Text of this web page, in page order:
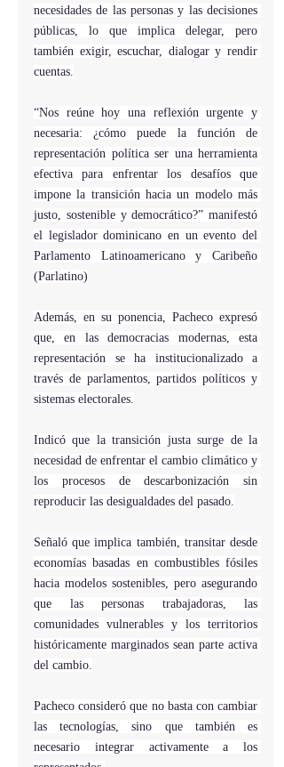
necesidades de las personas y las decisiones
públicas, lo que implica delegar, pero
también exigir, escuchar, dialogar y rendir
cuentas.
“Nos reúne hoy una reflexión urgente y
necesaria: ¿cómo puede la función de
representación política ser una herramienta
efectiva para enfrentar los desafíos que
impone la transición hacia un modelo más
justo, sostenible y democrático?” manifestó
el legislador dominicano en un evento del
Parlamento Latinoamericano y Caribeño
(Parlatino)
Además, en su ponencia, Pacheco expresó
que, en las democracias modernas, esta
representación se ha institucionalizado a
través de parlamentos, partidos políticos y
sistemas electorales.
Indicó que la transición justa surge de la
necesidad de enfrentar el cambio climático y
los procesos de descarbonización sin
reproducir las desigualdades del pasado.
Señaló que implica también, transitar desde
economías basadas en combustibles fósiles
hacia modelos sostenibles, pero asegurando
que las personas trabajadoras, las
comunidades vulnerables y los territorios
históricamente marginados sean parte activa
del cambio.
Pacheco consideró que no basta con cambiar
las tecnologías, sino que también es
necesario integrar activamente a los